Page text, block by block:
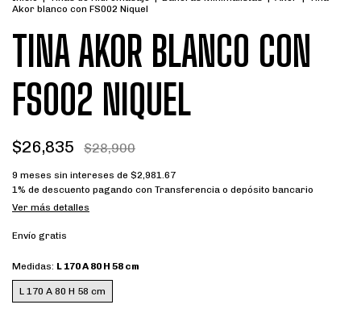
Akor blanco con FS002 Niquel
TINA AKOR BLANCO CON
FS002 NIQUEL
$26,835 $28,900
9 meses sin intereses de $2,981.67
1% de descuento pagando con Transferencia o depósito bancario
Ver más detalles
Envío gratis
Medidas: L 170 A 80 H 58 cm
L 170 A 80 H 58 cm